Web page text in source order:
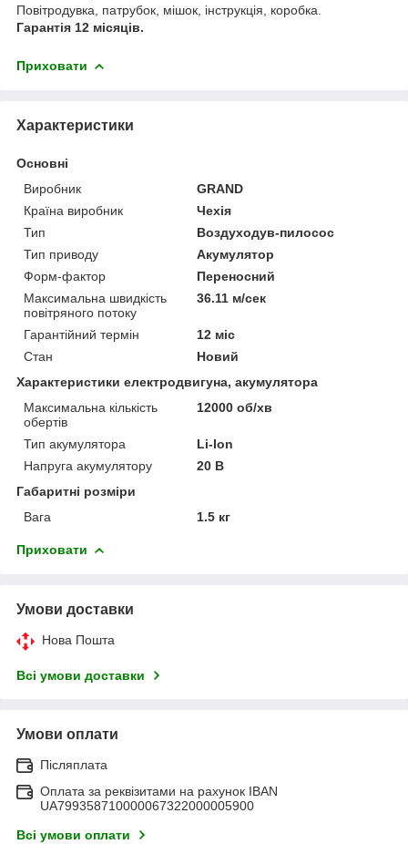
Повітродувка, патрубок, мішок, інструкція, коробка.
Гарантія 12 місяців.
Приховати
Характеристики
Основні
Виробник
GRAND
Країна виробник
Чехія
Тип
Воздуходув-пилосос
Тип приводу
Акумулятор
Форм-фактор
Переносний
Максимальна швидкість
повітряного потоку
36.11 м/сек
Гарантійний термін
12 міс
Стан
Новий
Характеристики електродвигуна, акумулятора
Максимальна кількість
обертів
12000 об/хв
Тип акумулятора
Li-Ion
Напруга акумулятору
20 В
Габаритні розміри
Вага
1.5 кг
Приховати
Умови доставки
Нова Пошта
Всі умови доставки
Умови оплати
Післяплата
Оплата за реквізитами на рахунок IBAN
UA799358710000067322000005900
Всі умови оплати